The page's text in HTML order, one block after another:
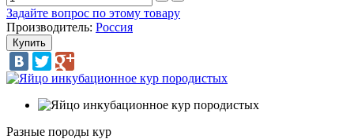
Задайте вопрос по этому товару
Производитель: Россия
Разные породы кур